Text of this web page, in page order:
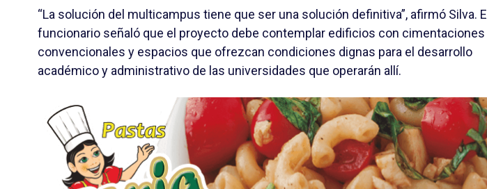
“La solución del multicampus tiene que ser una solución definitiva”, afirmó Silva. El
funcionario señaló que el proyecto debe contemplar edificios con cimentaciones
convencionales y espacios que ofrezcan condiciones dignas para el desarrollo
académico y administrativo de las universidades que operarán allí.